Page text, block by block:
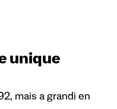
unique
mais a grandi en